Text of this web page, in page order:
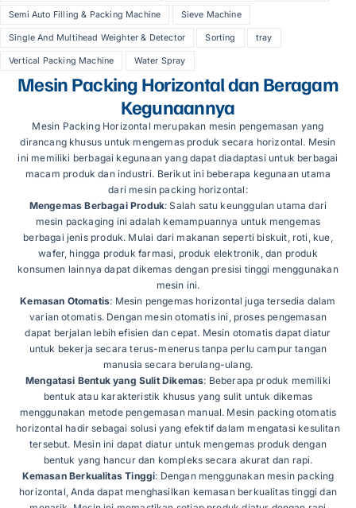
Semi Auto Filling & Packing Machine Sieve Machine
Single And Multihead Weighter & Detector Sorting tray
Vertical Packing Machine Water Spray
Mesin Packing Horizontal dan Beragam
Kegunaannya
Mesin Packing Horizontal merupakan mesin pengemasan yang
dirancang khusus untuk mengemas produk secara horizontal. Mesin
ini memiliki berbagai kegunaan yang dapat diadaptasi untuk berbagai
macam produk dan industri. Berikut ini beberapa kegunaan utama
dari mesin packing horizontal:
Mengemas Berbagai Produk: Salah satu keunggulan utama dari
mesin packaging ini adalah kemampuannya untuk mengemas
berbagai jenis produk. Mulai dari makanan seperti biskuit, roti, kue,
wafer, hingga produk farmasi, produk elektronik, dan produk
konsumen lainnya dapat dikemas dengan presisi tinggi menggunakan
mesin ini.
Kemasan Otomatis: Mesin pengemas horizontal juga tersedia dalam
varian otomatis. Dengan mesin otomatis ini, proses pengemasan
dapat berjalan lebih efisien dan cepat. Mesin otomatis dapat diatur
untuk bekerja secara terus-menerus tanpa perlu campur tangan
manusia secara berulang-ulang.
Mengatasi Bentuk yang Sulit Dikemas: Beberapa produk memiliki
bentuk atau karakteristik khusus yang sulit untuk dikemas
menggunakan metode pengemasan manual. Mesin packing otomatis
horizontal hadir sebagai solusi yang efektif dalam mengatasi kesulitan
tersebut. Mesin ini dapat diatur untuk mengemas produk dengan
bentuk yang hancur dan kompleks secara akurat dan rapi.
Kemasan Berkualitas Tinggi: Dengan menggunakan mesin packing
horizontal, Anda dapat menghasilkan kemasan berkualitas tinggi dan